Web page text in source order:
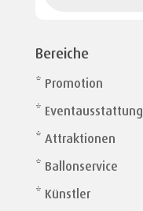
Bereiche
* Promotion
* Eventausstattung
* Attraktionen
* Ballonservice
* Künstler